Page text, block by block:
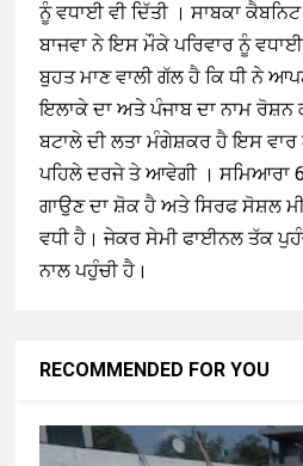
ਨੂੰ ਵਧਾਈ ਵੀ ਦਿੱਤੀ । ਸਾਬਕਾ
ਬਾਜਵਾ ਨੇ ਇਸ ਮੌਕੇ ਪਰਿਵਾਰ ਨੂੰ
ਬੁਹਤ ਮਾਣ ਵਾਲੀ ਗੱਲ ਹੈ ਕਿ ਧੀ ਨੇ
ਇਲਾਕੇ ਦਾ ਅਤੇ ਪੰਜਾਬ ਦਾ ਨਾਮ ਰੋਸ਼ਨ
ਬਟਾਲੇ ਦੀ ਲਤਾ ਮੰਗੇਸ਼ਕਰ ਹੈ ਇਸ ਵਾਰ
ਪਹਿਲੇ ਦਰਜੇ ਤੇ ਆਵੇਗੀ । ਸਮਿਆਰਾ
ਗਾਉਣ ਦਾ ਸ਼ੋਕ ਹੈ ਅਤੇ ਸਿਰਫ ਸੋਸ਼ਲ
ਵਧੀ ਹੈ। ਜੇਕਰ ਸੇਮੀ ਫਾਈਨਲ ਤੱਕ
ਨਾਲ ਪਹੁੰਚੀ ਹੈ।
RECOMMENDED FOR YOU